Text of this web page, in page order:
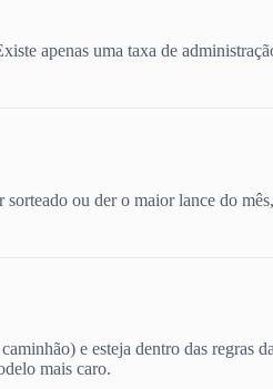
apenas uma taxa de
ou der o maior lance do
e esteja dentro das regras
mais caro.